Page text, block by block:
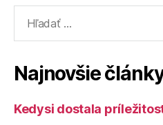
Najnovšie
Kedysi dostala